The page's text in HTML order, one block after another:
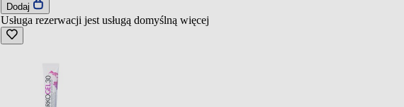
Dodaj
Usługa rezerwacji jest usługą domyślną więcej